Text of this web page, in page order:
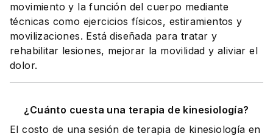
movimiento y la función del cuerpo mediante
técnicas como ejercicios físicos, estiramientos y
movilizaciones. Está diseñada para tratar y
rehabilitar lesiones, mejorar la movilidad y aliviar el
dolor.
¿Cuánto cuesta una terapia de kinesiología?
El costo de una sesión de terapia de kinesiología en